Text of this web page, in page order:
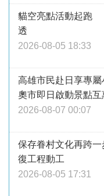
貓空亮點活動起跑
透
2026-08-05 18:33
高雄市民赴日享專
奧市即日啟動景點互
2026-08-07 00:07
保存眷村文化再跨
復工程動工
2026-08-05 17:31